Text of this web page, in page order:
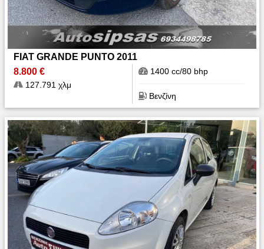
FIAT GRANDE PUNTO 2011
8.800 €
127.791 χλμ
1400 cc/80 bhp
Βενζίνη